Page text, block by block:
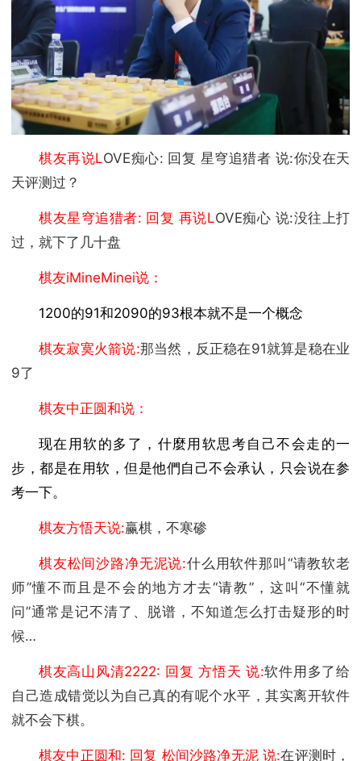
棋友再说LOVE痴心: 回复 星穹追猎者 说:你没在天
天评测过？
棋友星穹追猎者: 回复 再说LOVE痴心 说:没往上打
过，就下了几十盘
棋友iMineMinei说：
1200的91和2090的93根本就不是一个概念
棋友寂寞火箭说:那当然，反正稳在91就算是稳在业
9了
棋友中正圆和说：
现在用软的多了，什麼用软思考自己不会走的一
步，都是在用软，但是他們自己不会承认，只会说在参
考一下。
棋友方悟天说:赢棋，不寒碜
棋友松间沙路净无泥说:什么用软件那叫“请教软老
师”懂不而且是不会的地方才去“请教”，这叫“不懂就
问”通常是记不清了、脱谱，不知道怎么打击疑形的时
候…
棋友高山风清2222: 回复 方悟天 说:软件用多了给
自己造成错觉以为自己真的有呢个水平，其实离开软件
就不会下棋。
棋友中正圆和: 回复 松间沙路净无泥 说:在评测时，